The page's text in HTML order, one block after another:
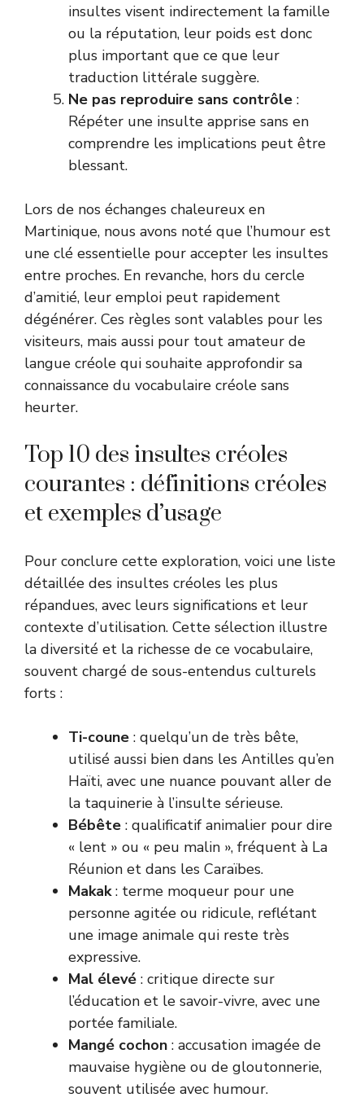
insultes visent indirectement la famille
ou la réputation, leur poids est donc
plus important que ce que leur
traduction littérale suggère.
Ne pas reproduire sans contrôle :
Répéter une insulte apprise sans en
comprendre les implications peut être
blessant.
Lors de nos échanges chaleureux en
Martinique, nous avons noté que l’humour est
une clé essentielle pour accepter les insultes
entre proches. En revanche, hors du cercle
d’amitié, leur emploi peut rapidement
dégénérer. Ces règles sont valables pour les
visiteurs, mais aussi pour tout amateur de
langue créole qui souhaite approfondir sa
connaissance du vocabulaire créole sans
heurter.
Top 10 des insultes créoles
courantes : définitions créoles
et exemples d’usage
Pour conclure cette exploration, voici une liste
détaillée des insultes créoles les plus
répandues, avec leurs significations et leur
contexte d’utilisation. Cette sélection illustre
la diversité et la richesse de ce vocabulaire,
souvent chargé de sous-entendus culturels
forts :
Ti-coune : quelqu’un de très bête,
utilisé aussi bien dans les Antilles qu’en
Haïti, avec une nuance pouvant aller de
la taquinerie à l’insulte sérieuse.
Bébête : qualificatif animalier pour dire
« lent » ou « peu malin », fréquent à La
Réunion et dans les Caraïbes.
Makak: terme moqueur pour une
personne agitée ou ridicule, reflétant
une image animale qui reste très
expressive.
Mal élevé : critique directe sur
l’éducation et le savoir-vivre, avec une
portée familiale.
Mangé cochon : accusation imagée de
mauvaise hygiène ou de gloutonnerie,
souvent utilisée avec humour.